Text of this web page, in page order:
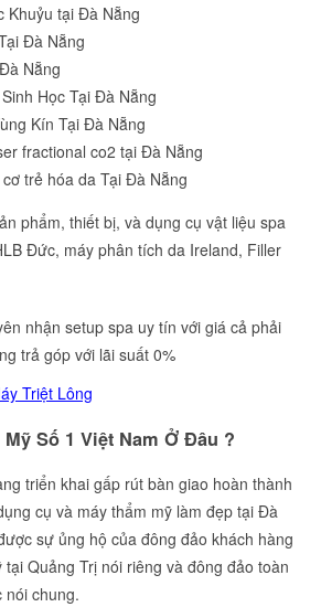
Khuỷu tại Đà Nẵng
Đà Nẵng
Nẵng
Học Tại Đà Nẵng
Kín Tại Đà Nẵng
fractional co2 tại Đà Nẵng
trẻ hóa da Tại Đà Nẵng
phẩm, thiết bị, và dụng cụ vật liệu spa
Đức, máy phân tích da Ireland, Filler
nhận setup spa uy tín với giá cả phải
trả góp với lãi suất 0%
Triệt Lông
Số 1 Việt Nam Ở Đâu ?
triển khai gấp rút bàn giao hoàn thành
cụ và máy thẩm mỹ làm đẹp tại Đà
sự ủng hộ của đông đảo khách hàng
Quảng Trị nói riêng và đông đảo toàn
nói chung.